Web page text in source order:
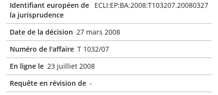
Identifiant européen de
la jurisprudence
ECLI:EP:BA:2008:T103207.20080327
Date de la décision 27 mars 2008
Numéro de l'affaire T 1032/07
En ligne le 23 juilliet 2008
Requête en révision de -